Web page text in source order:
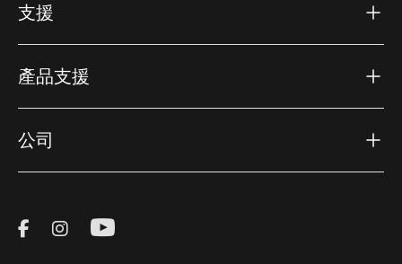
支援
產品支援
公司
Visit Thule on Facebook (external link)
Visit Thule on Instagram (external link)
Visit Thule on Youtube (external